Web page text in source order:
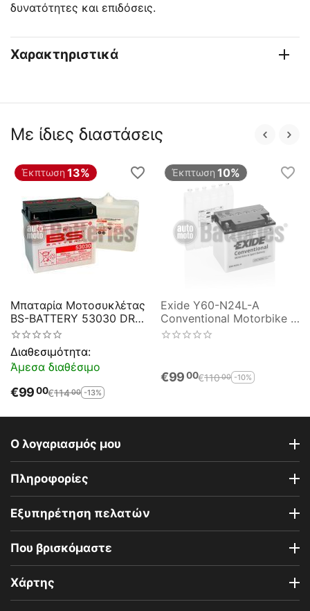
δυνατότητες και επιδόσεις.
Χαρακτηριστικά
Με ίδιες διαστάσεις
Έκπτωση 13%
Μπαταρία Μοτοσυκλέτας
BS-BATTERY 53030 DRY
30AH 300EN
Διαθεσιμότητα:
Άμεσα διαθέσιμο
€9900€11400 -13%
Έκπτωση 10%
Exide Y60-N24L-A
Conventional Motorbike &
Sport Battery E60-N24L-
€9900€11000 -10%
Ο λογαριασμός μου
Πληροφορίες
Εξυπηρέτηση πελατών
Που βρισκόμαστε
Χάρτης